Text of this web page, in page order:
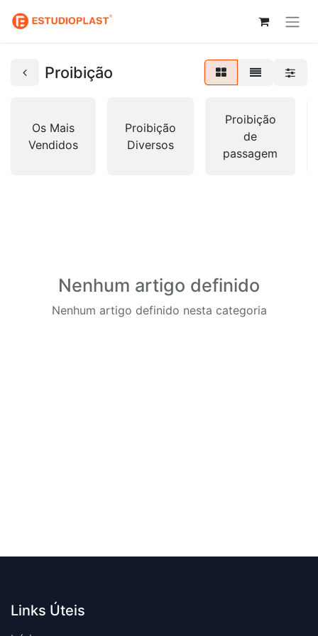
Proibição
Os Mais
Vendidos
Proibição
Diversos
Proibição
de
passagem
Nenhum artigo definido
Nenhum artigo definido nesta categoria
Links Úteis